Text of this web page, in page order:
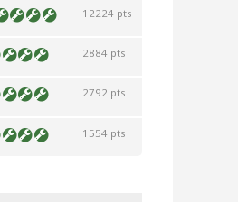
12224 pts
2884 pts
2792 pts
1554 pts